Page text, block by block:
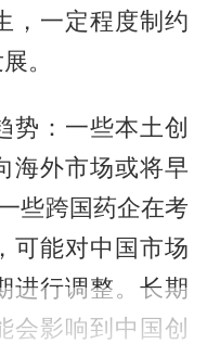
，一定程度制约
。
势：一些本土创
海外市场或将早
些跨国药企在考
可能对中国市场
进行调整。长期
会影响到中国创